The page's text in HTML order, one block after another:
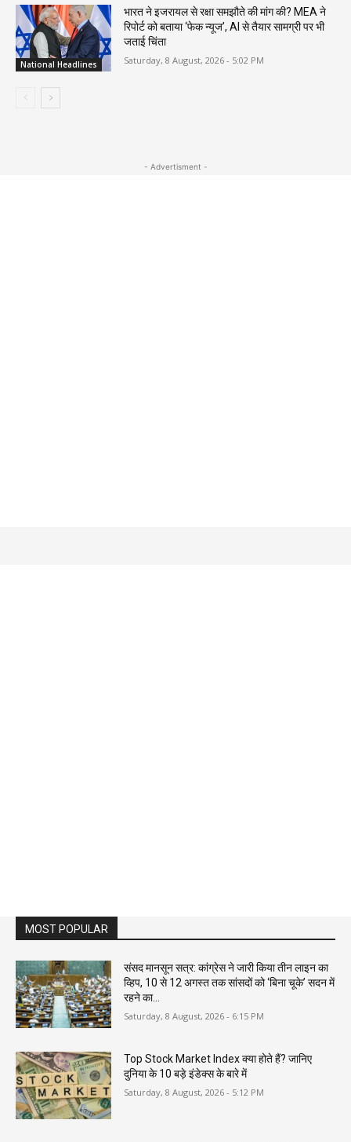
National Headlines
भारत ने इजरायल से रक्षा समझौते की मांग की? MEA ने
रिपोर्ट को बताया ‘फेक न्यूज’, AI से तैयार सामग्री पर भी
जताई चिंता
Saturday, 8 August, 2026 - 5:02 PM
- Advertisment -
MOST POPULAR
संसद मानसून सत्र: कांग्रेस ने जारी किया तीन लाइन का
व्हिप, 10 से 12 अगस्त तक सांसदों को ‘बिना चूके’ सदन में
रहने का...
Saturday, 8 August, 2026 - 6:15 PM
Top Stock Market Index क्या होते हैं? जानिए
दुनिया के 10 बड़े इंडेक्स के बारे में
Saturday, 8 August, 2026 - 5:12 PM